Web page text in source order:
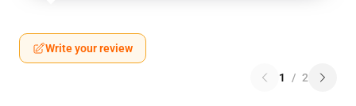
Write your review
1 / 2